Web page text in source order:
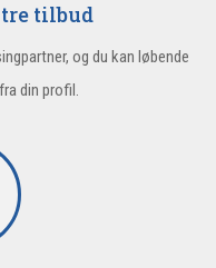
tilbud
og du kan løbende
din profil.